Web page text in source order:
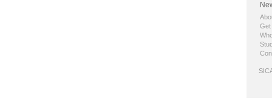
Get